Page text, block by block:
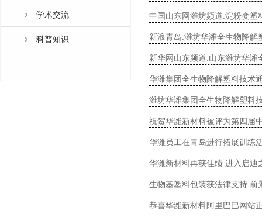
学术交流
科普知识
中国山东网潍坊频道:淀粉变塑
新浪青岛:潍坊华潍全生物降
新华网山东频道:山东潍坊华
华潍集团全生物降解塑料技术
潍坊华潍集团全生物降解塑料
祝贺华潍新材料被评为第四届
华潍员工在青岛进行拓展训练
华潍新材料再获佳绩 进入启迪
生物基塑料包装获法律支持 前
恭喜华潍新材料阿里巴巴网站